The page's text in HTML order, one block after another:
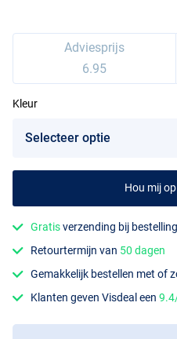
Adviesprijs
6.95
Kleur
Hou mij
Gratisverzending bij
Retourtermijn van 50 dagen
Gemakkelijk bestellen met of
Klanten geven Visdeal een